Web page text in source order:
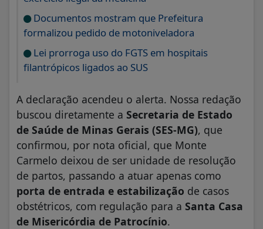
Documentos mostram que Prefeitura
formalizou pedido de motoniveladora
Lei prorroga uso do FGTS em hospitais
filantrópicos ligados ao SUS
A declaração acendeu o alerta. Nossa redação
buscou diretamente a Secretaria de Estado
de Saúde de Minas Gerais (SES-MG), que
confirmou, por nota oficial, que Monte
Carmelo deixou de ser unidade de resolução
de partos, passando a atuar apenas como
porta de entrada e estabilização de casos
obstétricos, com regulação para a Santa Casa
de Misericórdia de Patrocínio.